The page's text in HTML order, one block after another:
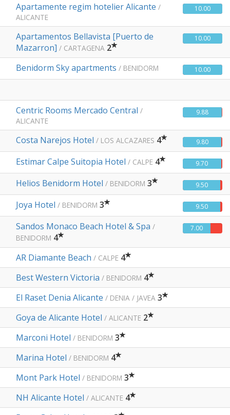
Apartamente regim hotelier Alicante /
ALICANTE
10.00
Apartamentos Bellavista [Puerto de
Mazarron] / CARTAGENA 2
10.00
Benidorm Sky apartments / BENIDORM 10.00
Centric Rooms Mercado Central /
ALICANTE
9.88
Costa Narejos Hotel / LOS ALCAZARES 4 9.80
Estimar Calpe Suitopia Hotel / CALPE 4 9.70
Helios Benidorm Hotel / BENIDORM 3 9.50
Joya Hotel / BENIDORM 3 9.50
Sandos Monaco Beach Hotel & Spa /
BENIDORM 4
7.00
AR Diamante Beach / CALPE 4
Best Western Victoria / BENIDORM 4
El Raset Denia Alicante / DENIA / JAVEA 3
Goya de Alicante Hotel / ALICANTE 2
Marconi Hotel / BENIDORM 3
Marina Hotel / BENIDORM 4
Mont Park Hotel / BENIDORM 3
NH Alicante Hotel / ALICANTE 4